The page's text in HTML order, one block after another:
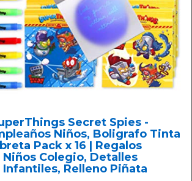
Secret Spies -
Niños, Boligrafo Tinta
Pack x 16 | Regalos
Niños Colegio, Detalles
Infantiles, Relleno Piñata